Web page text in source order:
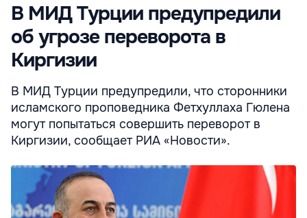
В МИД Турции предупредили
об угрозе переворота в
Киргизии
В МИД Турции предупредили, что сторонники
исламского проповедника Фетхуллаха Гюлена
могут попытаться совершить переворот в
Киргизии, сообщает РИА «Новости».